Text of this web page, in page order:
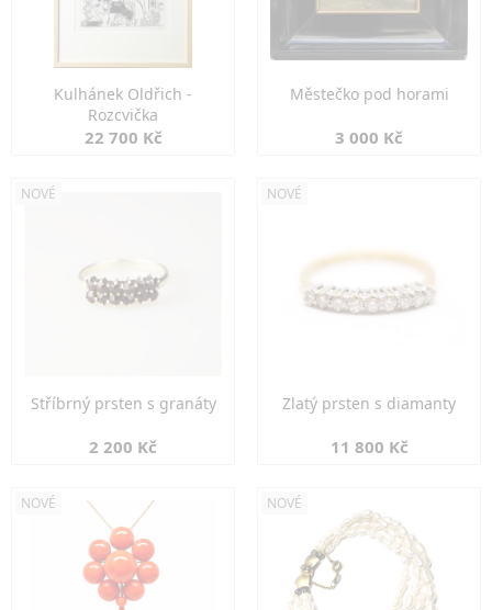
Kulhánek Oldřich -
Rozcvička
22 700 Kč
Městečko pod horami
3 000 Kč
NOVÉ
Stříbrný prsten s granáty
2 200 Kč
NOVÉ
Zlatý prsten s diamanty
11 800 Kč
NOVÉ NOVÉ